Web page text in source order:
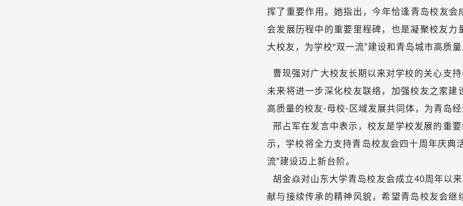
挥了重要作用。她指出，今年恰逢青岛校友
会发展历程中的重要里程碑，也是凝聚校友
大校友，为学校“双一流”建设和青岛城市高质量
曹现强对广大校友长期以来对学校的关心支
未来将进一步深化校友联络，加强校友之家
高质量的校友-母校-区域发展共同体，为青岛
邢占军在发言中表示，校友是学校发展的重
示，学校将全力支持青岛校友会四十周年庆典
流”建设迈上新台阶。
胡金焱对山东大学青岛校友会成立40周年以
献与接续传承的精神风貌，希望青岛校友会